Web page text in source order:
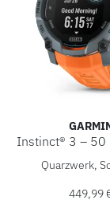
Instinct® 3 – 50
Garmin
Quarzwerk,
449,99